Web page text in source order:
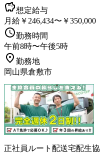
想定給与
月給￥246,434〜￥350,000
勤務時間
午前8時〜午後5時
勤務地
岡山県倉敷市
正社員 ルート配送宅配生協